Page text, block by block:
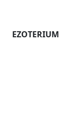
EZOTERIUM